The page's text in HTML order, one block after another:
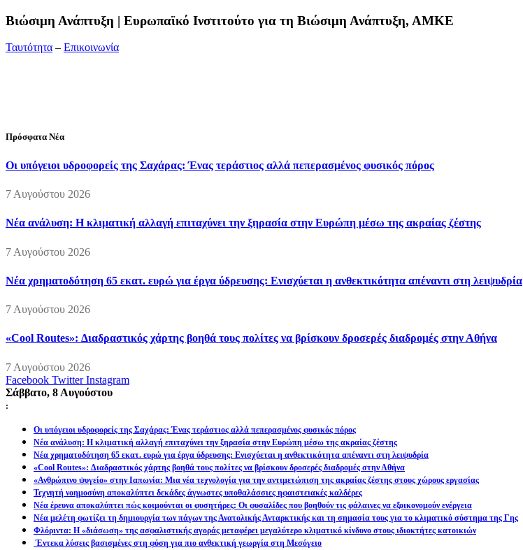
Bιώσιμη Ανάπτυξη | Ευρωπαϊκό Ινστιτούτο για τη Βιώσιμη Ανάπτυξη, ΑΜΚΕ
Ταυτότητα – Επικοινωνία
Πρόσφατα Νέα
Οι υπόγειοι υδροφορείς της Σαχάρας: Ένας τεράστιος αλλά πεπερασμένος φυσικός πόρος
7 Αυγούστου 2026
Νέα ανάλυση: Η κλιματική αλλαγή επιταχύνει την ξηρασία στην Ευρώπη μέσω της ακραίας ζέστης
7 Αυγούστου 2026
Νέα χρηματοδότηση 65 εκατ. ευρώ για έργα ύδρευσης: Ενισχύεται η ανθεκτικότητα απέναντι στη λειψυδρία
7 Αυγούστου 2026
«Cool Routes»: Διαδραστικός χάρτης βοηθά τους πολίτες να βρίσκουν δροσερές διαδρομές στην Αθήνα
7 Αυγούστου 2026
Facebook Twitter Instagram
Σάββατο, 8 Αυγούστου
:
Οι υπόγειοι υδροφορείς της Σαχάρας: Ένας τεράστιος αλλά πεπερασμένος φυσικός πόρος
Νέα ανάλυση: Η κλιματική αλλαγή επιταχύνει την ξηρασία στην Ευρώπη μέσω της ακραίας ζέστης
Νέα χρηματοδότηση 65 εκατ. ευρώ για έργα ύδρευσης: Ενισχύεται η ανθεκτικότητα απέναντι στη λειψυδρία
«Cool Routes»: Διαδραστικός χάρτης βοηθά τους πολίτες να βρίσκουν δροσερές διαδρομές στην Αθήνα
«Ανθρώπινο ψυγείο» στην Ιαπωνία: Μια νέα τεχνολογία για την αντιμετώπιση της ακραίας ζέστης στους χώρους εργασίας
Τεχνητή νοημοσύνη αποκαλύπτει δεκάδες άγνωστες υποθαλάσσιες ηφαιστειακές καλδέρες
Νέα έρευνα αποκαλύπτει πώς κοιμούνται οι φυσητήρες: Οι φυσαλίδες που βοηθούν τις φάλαινες να εξοικονομούν ενέργεια
Νέα μελέτη φωτίζει τη δημιουργία των πάγων της Ανατολικής Ανταρκτικής και τη σημασία τους για το κλιματικό σύστημα της Γης
Φλόριντα: Η «διάσωση» της ασφαλιστικής αγοράς μεταφέρει μεγαλύτερο κλιματικό κίνδυνο στους ιδιοκτήτες κατοικιών
Έντεκα λύσεις βασισμένες στη φύση για πιο ανθεκτική γεωργία στη Μεσόγειο